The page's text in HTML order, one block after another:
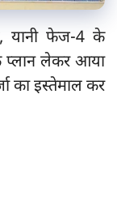
यानी फेज-4 के
प्लान लेकर आया
का इस्तेमाल कर